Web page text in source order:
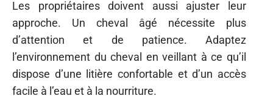
Les propriétaires doivent aussi ajuster leur
approche. Un cheval âgé nécessite plus
d’attention et de patience. Adaptez
l’environnement du cheval en veillant à ce qu’il
dispose d’une litière confortable et d’un accès
facile à l’eau et à la nourriture.